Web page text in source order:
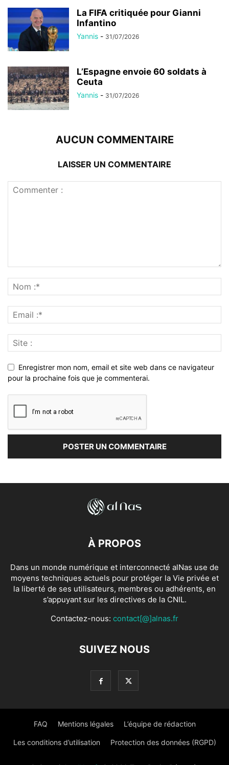
La FIFA critiquée pour Gianni
Infantino
Yannis - 31/07/2026
L’Espagne envoie 60 soldats à
Ceuta
Yannis - 31/07/2026
AUCUN COMMENTAIRE
LAISSER UN COMMENTAIRE
Enregistrer mon nom, email et site web dans ce navigateur
pour la prochaine fois que je commenterai.
À PROPOS
Dans un monde numérique et interconnecté alNas use de
moyens techniques actuels pour protéger la Vie privée et
la liberté de ses utilisateurs, membres ou adhérents, en
s’appuyant sur les directives de la CNIL.
Contactez-nous: contact[@]alnas.fr
SUIVEZ NOUS
FAQ Mentions légales L’équipe de rédaction
Les conditions d’utilisation Protection des données (RGPD)